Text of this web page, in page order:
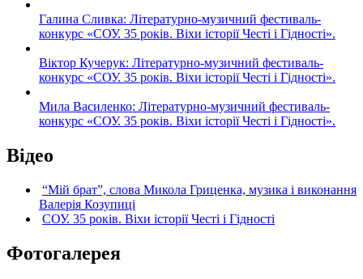
Галина Сливка: Літературно-музичний фестиваль-
конкурс «СОУ. 35 років. Віхи історії Честі і Гідності».
Віктор Кучерук: Літературно-музичний фестиваль-
конкурс «СОУ. 35 років. Віхи історії Честі і Гідності».
Мила Василенко: Літературно-музичний фестиваль-
конкурс «СОУ. 35 років. Віхи історії Честі і Гідності».
Відео
“Мій брат”, слова Микола Гриценка, музика і виконання
Валерія Козупиці
СОУ. 35 років. Віхи історії Честі і Гідності
Фотогалерея